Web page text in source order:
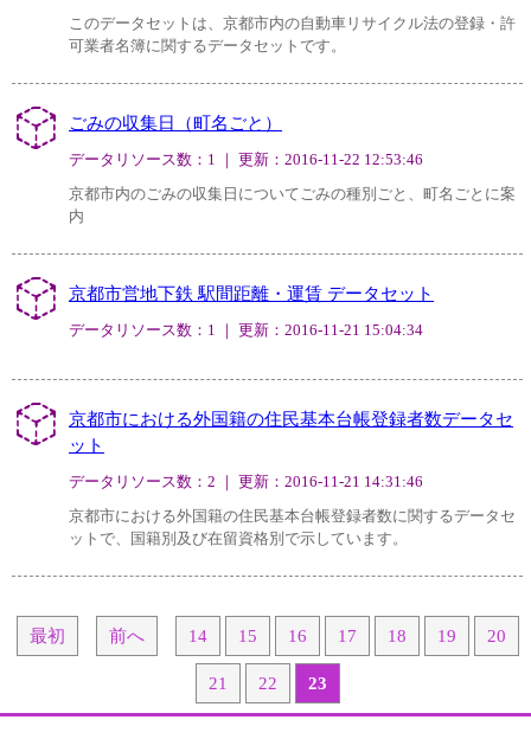
このデータセットは、京都市内の自動車リサイクル法の登録・許
可業者名簿に関するデータセットです。
ごみの収集日（町名ごと）
データリソース数：1 ｜ 更新：2016-11-22 12:53:46
京都市内のごみの収集日についてごみの種別ごと、町名ごとに案
内
京都市営地下鉄 駅間距離・運賃 データセット
データリソース数：1 ｜ 更新：2016-11-21 15:04:34
京都市における外国籍の住民基本台帳登録者数データセ
ット
データリソース数：2 ｜ 更新：2016-11-21 14:31:46
京都市における外国籍の住民基本台帳登録者数に関するデータセ
ットで、国籍別及び在留資格別で示しています。
最初 前へ 14 15 16 17 18 19 20
21 22 23